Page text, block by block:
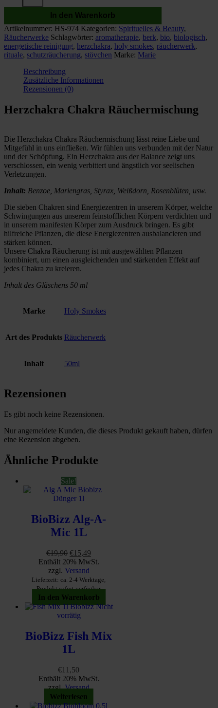
Räuchermischung
Smokes
Hervorragend
Menge
In den Warenkorb
Artikelnummer: HS-974 Kategorien: Spirituelles & Beauty,
Räucherwerke Schlagwörter: aromatherapie, berk, bio, biologisch,
energetische reinigung, herzchakra, holy smokes, räucherwerk,
rituale, schutzräucherung, stövchen Marke: Marie
Beschreibung
Zusätzliche Informationen
Rezensionen (0)
Herzchakra Chakra Räuchermischung
Die Herzchakra Chakra Räuchermischung lässt reine Liebe und
Mitgefühl in uns einfließen. Wir fühlen uns verbunden mit der Natur
und der Schöpfung. Ein Herzchakra aus der Balance zeigt uns
verschlossen, ein wenig verbittert und ängstlich vor seelischen
Verletzungen.
Inhalt: Benzoe, Mariengras, Styrax, Weißdorn, Rosenblüten, usw.
Die sieben Chakren sind Energiezentren in unserem Körper, welche
Schwingungen aus unserem feinstofflichen Körpern verdichten und
in unserem manifesten Körper zum Ausdruck bringen. Es gibt
hilfreiche Pflanzen, die diese Energiezentren ausbalancieren und
stärken können.
Unsere Chakra Räucherung ist mit ausgewählten Pflanzen
kombiniert, um einen ausgleichenden und stärkenden Effekt auf
jedes Chakra zu kreieren.
Inhalt des Gläschens 50 ml
Marke Holy Smokes
Art des Produkts Räucherwerk
Inhalt 50ml
Rezensionen
Es gibt noch keine Rezensionen.
Nur angemeldete Kunden, die dieses Produkt gekauft haben, dürfen
eine Rezension abgeben.
Ähnliche Produkte
Sale!
BioBizz Alg-A-
Mic 1L
€19,90 Ursprünglicher
Preis
war:
€19,90
€15,49
Preis
€15,49.
Enthält 20% MwSt.
zzgl. Versand
Lieferzeit: ca. 2-4 Werktage,
Produkt sofort verfügbar
In den Warenkorb
Nicht
vorrätig
BioBizz Fish Mix
1L
€11,50
Enthält 20% MwSt.
zzgl.Versand
Weiterlesen